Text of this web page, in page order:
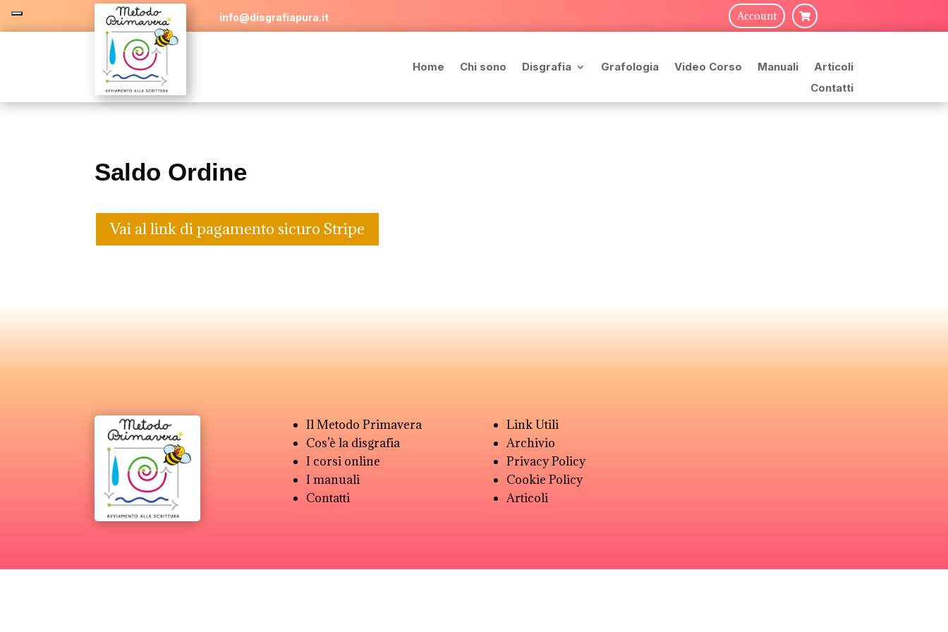
info@disgrafiapura.it Account 
Home Chi sono Disgrafia Grafologia Video Corso Manuali
Articoli
Contatti
Saldo Ordine
Vai al link di pagamento sicuro Stripe
Il Metodo Primavera
Cos’è la disgrafia
I corsi online
I manuali
Contatti
Link Utili
Archivio
Privacy Policy
Cookie Policy
Articoli